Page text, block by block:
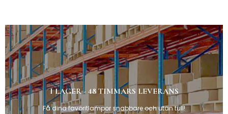
I LAGER - 48 TIMMARS LEVERANS
Få dina favoritlampor snabbare och utan tull!